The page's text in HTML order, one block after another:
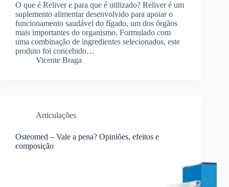
O que é Reliver e para que é utilizado? Reliver é um
suplemento alimentar desenvolvido para apoiar o
funcionamento saudável do fígado, um dos órgãos
mais importantes do organismo. Formulado com
uma combinação de ingredientes selecionados, este
produto foi concebido…
Vicente Braga
Articulações
Osteomed – Vale a pena? Opiniões, efeitos e
composição